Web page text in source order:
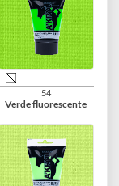
Terra d'ombra
bruciata